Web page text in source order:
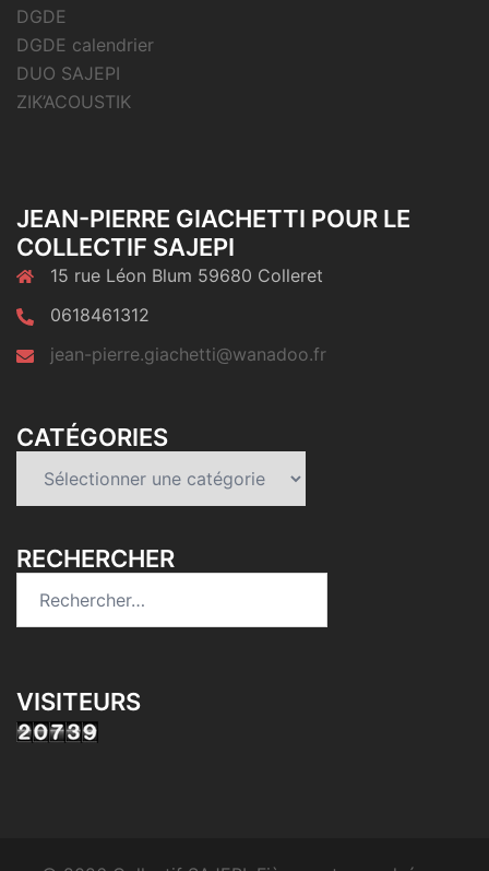
DGDE
DGDE calendrier
DUO SAJEPI
ZIK’ACOUSTIK
JEAN-PIERRE GIACHETTI POUR LE
COLLECTIF SAJEPI
15 rue Léon Blum 59680 Colleret
0618461312
jean-pierre.giachetti@wanadoo.fr
CATÉGORIES
RECHERCHER
VISITEURS